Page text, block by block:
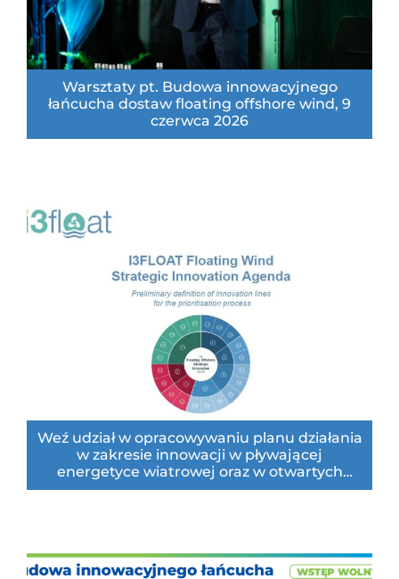
Warsztaty pt. Budowa innowacyjnego
łańcucha dostaw floating offshore wind, 9
czerwca 2026
Weź udział w opracowywaniu planu działania
w zakresie innowacji w pływającej
energetyce wiatrowej oraz w otwartych
naborach wniosków